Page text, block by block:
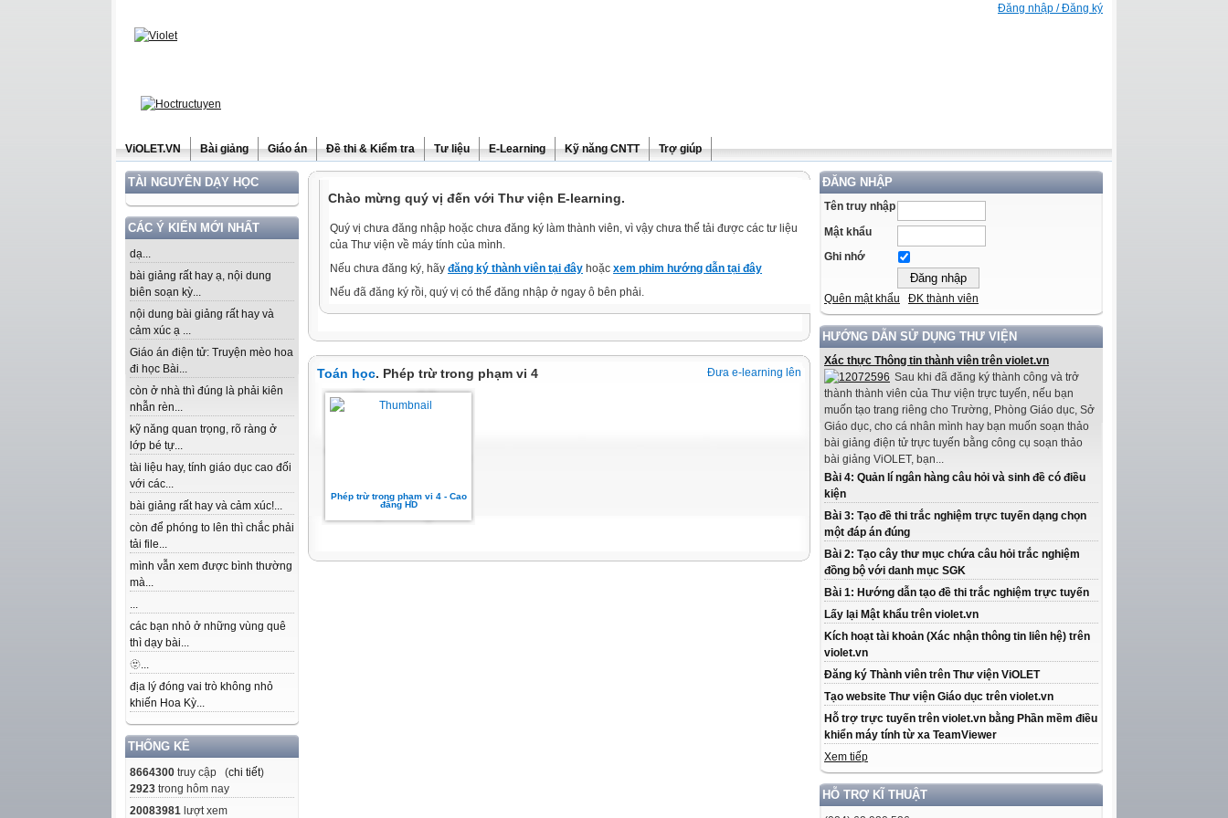
Đăng nhập / Đăng ký
ViOLET.VN Bài giảng Giáo án Đề thi & Kiểm tra Tư liệu E-Learning Kỹ năng CNTT Trợ giúp
TÀI NGUYÊN DẠY HỌC
CÁC Ý KIẾN MỚI NHẤT
dạ...
bài giảng rất hay ạ, nội dung
biên soạn kỳ...
nội dung bài giảng rất hay và
cảm xúc ạ ...
Giáo án điện tử: Truyện mèo hoa
đi học Bài...
còn ở nhà thì đúng là phải kiên
nhẫn rèn...
kỹ năng quan trọng, rõ ràng ở
lớp bé tự...
tài liệu hay, tính giáo dục cao đối
với các...
bài giảng rất hay và cảm xúc!...
còn để phóng to lên thì chắc phải
tải file...
mình vẫn xem được bình thường
mà...
...
các bạn nhỏ ở những vùng quê
thì dạy bài...
🫥...
địa lý đóng vai trò không nhỏ
khiến Hoa Kỳ...
THỐNG KÊ
8664300 truy cập (chi tiết)
2923 trong hôm nay
20083981 lượt xem
ĐĂNG NHẬP
Tên truy nhập
Mật khẩu
Ghi nhớ
Quên mật khẩu ĐK thành viên
HƯỚNG DẪN SỬ DỤNG THƯ VIỆN
Xác thực Thông tin thành viên trên violet.vn
Sau khi đã đăng ký thành công và trở
thành thành viên của Thư viện trực tuyến, nếu bạn
muốn tạo trang riêng cho Trường, Phòng Giáo dục, Sở
Giáo dục, cho cá nhân mình hay bạn muốn soạn thảo
bài giảng điện tử trực tuyến bằng công cụ soạn thảo
bài giảng ViOLET, bạn...
Bài 4: Quản lí ngân hàng câu hỏi và sinh đề có điều
kiện
Bài 3: Tạo đề thi trắc nghiệm trực tuyến dạng chọn
một đáp án đúng
Bài 2: Tạo cây thư mục chứa câu hỏi trắc nghiệm
đồng bộ với danh mục SGK
Bài 1: Hướng dẫn tạo đề thi trắc nghiệm trực tuyến
Lấy lại Mật khẩu trên violet.vn
Kích hoạt tài khoản (Xác nhận thông tin liên hệ) trên
violet.vn
Đăng ký Thành viên trên Thư viện ViOLET
Tạo website Thư viện Giáo dục trên violet.vn
Hỗ trợ trực tuyến trên violet.vn bằng Phần mềm điều
khiển máy tính từ xa TeamViewer
Xem tiếp
HỖ TRỢ KĨ THUẬT
Chào mừng quý vị đến với Thư viện E-learning.
Quý vị chưa đăng nhập hoặc chưa đăng ký làm thành viên, vì vậy chưa thể tải được các tư liệu
của Thư viện về máy tính của mình.
Nếu chưa đăng ký, hãy đăng ký thành viên tại đây hoặc xem phim hướng dẫn tại đây
Nếu đã đăng ký rồi, quý vị có thể đăng nhập ở ngay ô bên phải.
Đưa e-learning lên
Toán học. Phép trừ trong phạm vi 4
Phép trừ trong phạm vi 4 - Cao
đẳng HD